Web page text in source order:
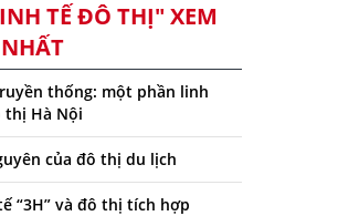
TẾ ĐÔ THỊ" XEM
thống: một phần linh
thị Hà Nội
của đô thị du lịch
“3H” và đô thị tích hợp